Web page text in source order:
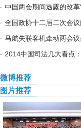
中国两会期间透露的改
全国政协十二届二次会
马航失联客机牵动两会议
2014中国司法几大看点
微博推荐
图片推荐